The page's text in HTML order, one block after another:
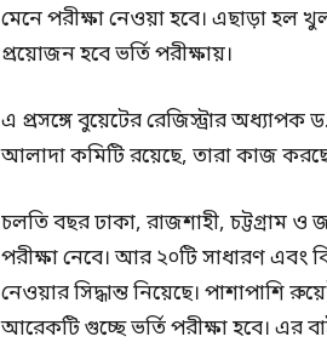
মেনে পরীক্ষা নেওয়া হবে। এছাড়া
প্রয়োজন হবে ভর্তি পরীক্ষায়।
এ প্রসঙ্গে বুয়েটের রেজিস্ট্রার
আলাদা কমিটি রয়েছে, তারা কাজ
চলতি বছর ঢাকা, রাজশাহী, চট্টগ্রাম ও
পরীক্ষা নেবে। আর ২০টি সাধারণ এবং
নেওয়ার সিদ্ধান্ত নিয়েছে।
আরেকটি গুচ্ছে ভর্তি পরীক্ষা হবে। এর